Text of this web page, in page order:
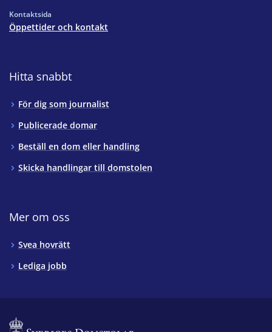
Kontaktsida
Öppettider och kontakt
Hitta snabbt
För dig som journalist
Publicerade domar
Beställ en dom eller handling
Skicka handlingar till domstolen
Mer om oss
Svea hovrätt
Lediga jobb